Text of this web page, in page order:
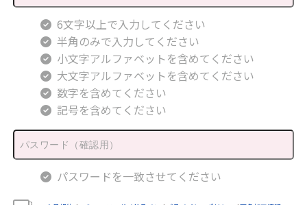
6文字以上で入力してください
半角のみで入力してください
小文字アルファベットを含めてください
大文字アルファベットを含めてください
数字を含めてください
記号を含めてください
パスワードを一致させてください